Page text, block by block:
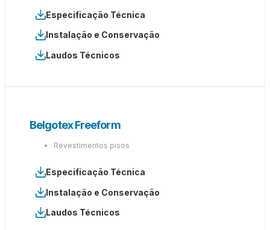
Especificação Técnica
Instalação e Conservação
Laudos Técnicos
Belgotex Freeform
Revestimentos pisos
Especificação Técnica
Instalação e Conservação
Laudos Técnicos